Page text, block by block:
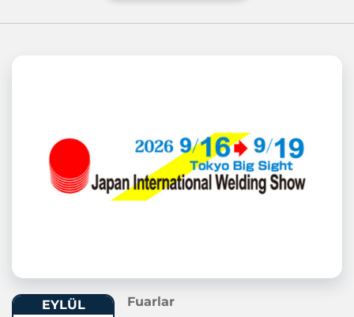
EYLÜL Fuarlar